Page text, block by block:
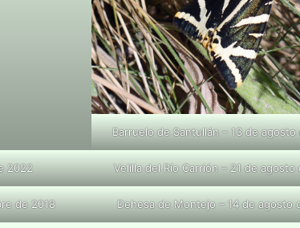
Barruelo de Santullán – 13 de agosto
2022 Velilla del Río Carrión – 21 de agosto
de 2018 Dehesa de Montejo – 14 de agosto